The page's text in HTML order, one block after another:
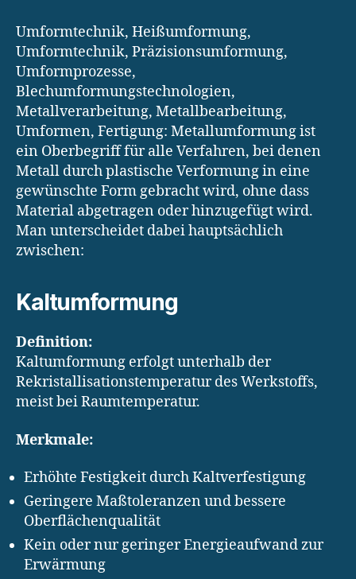
Umformtechnik, Heißumformung,
Umformtechnik, Präzisionsumformung,
Umformprozesse,
Blechumformungstechnologien,
Metallverarbeitung, Metallbearbeitung,
Umformen, Fertigung: Metallumformung ist
ein Oberbegriff für alle Verfahren, bei denen
Metall durch plastische Verformung in eine
gewünschte Form gebracht wird, ohne dass
Material abgetragen oder hinzugefügt wird.
Man unterscheidet dabei hauptsächlich
zwischen:
Kaltumformung
Definition:
Kaltumformung erfolgt unterhalb der
Rekristallisationstemperatur des Werkstoffs,
meist bei Raumtemperatur.
Merkmale:
Erhöhte Festigkeit durch Kaltverfestigung
Geringere Maßtoleranzen und bessere
Oberflächenqualität
Kein oder nur geringer Energieaufwand zur
Erwärmung